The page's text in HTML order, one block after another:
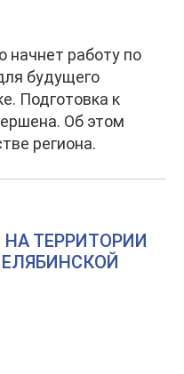
начнет работу по
будущего
Подготовка к
Об этом
региона.
ТЕРРИТОРИИ